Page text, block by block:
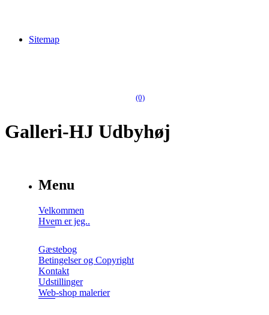
Sitemap
(0)
Galleri-HJ Udbyhøj
Menu
Velkommen
Hvem er jeg..
Gæstebog
Betingelser og Copyright
Kontakt
Udstillinger
Web-shop malerier